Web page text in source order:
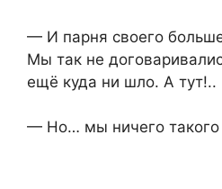
— И парня своего
Мы так не
ещё куда ни шло. А тут!..
— Но… мы ничего